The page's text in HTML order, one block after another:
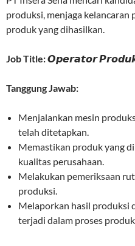
produksi, menjaga
produk yang dihasilkan.
Job Title:𝙊𝙥𝙚𝙧𝙖𝙩𝙤𝙧
Tanggung Jawab:
Menjalankan mesin
telah ditetapkan.
Memastikan produk yang
kualitas perusahaan.
Melakukan pemeriksaan
produksi.
Melaporkan hasil produksi
terjadi dalam proses